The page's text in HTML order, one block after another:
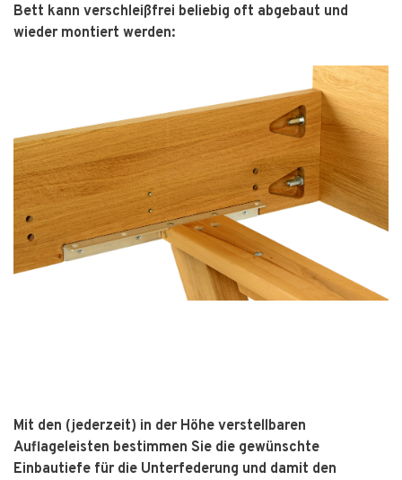
Bett kann verschleißfrei beliebig oft abgebaut und
wieder montiert werden:
Mit den (jederzeit) in der Höhe verstellbaren
Auflageleisten bestimmen Sie die gewünschte
Einbautiefe für die Unterfederung und damit den